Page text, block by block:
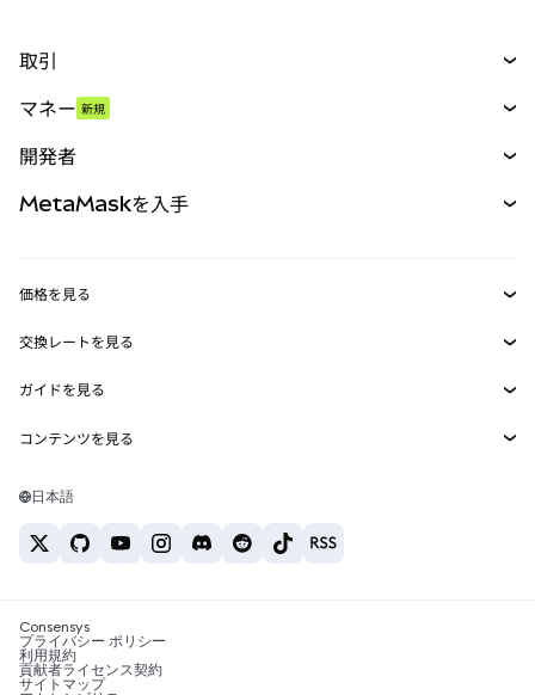
取引
パーペチュアル
RWA
マネー 新規
開発者
MetaMask Connect
Snaps
Web3サービス
MetaMaskを入手
セキュリティ
サポート
キャリア
お問い合わせ
価格を見る
イーサリアムの価格
Solanaの価格
Tetherの価格
交換レートを見る
ETH→USD
USDT→INR
BTC→INR
ETH→USDT
ガイドを見る
ETHの購入
USDTの購入
SHIBの購入
BNBの購入
コンテンツを見る
Solanaウォレット
税制関連ニュース
暗号資産の購入方法は？
日本語
Consensys
プライバシー ポリシー
利用規約
貢献者ライセンス契約
サイトマップ